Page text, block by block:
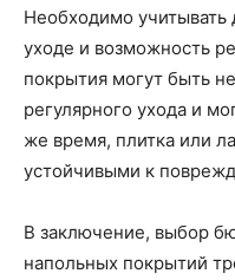
Необходимо учитывать
уходе и возможность
покрытия могут быть
регулярного ухода и
же время, плитка или
устойчивыми к
В заключение, выбор
напольных покрытий